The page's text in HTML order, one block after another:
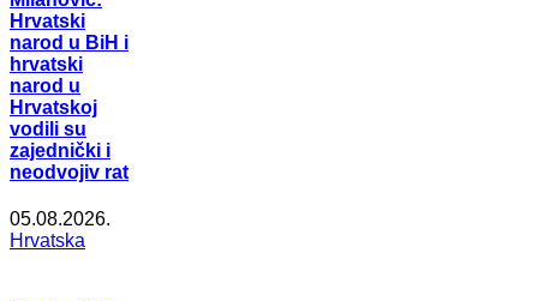
Hrvatski
narod u BiH i
hrvatski
narod u
Hrvatskoj
vodili su
zajednički i
neodvojiv rat
05.08.2026.
Hrvatska